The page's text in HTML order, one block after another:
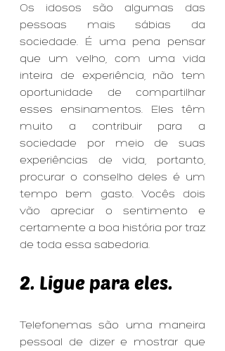
Os idosos são algumas das
pessoas mais sábias da
sociedade. É uma pena pensar
que um velho, com uma vida
inteira de experiência, não tem
oportunidade de compartilhar
esses ensinamentos. Eles têm
muito a contribuir para a
sociedade por meio de suas
experiências de vida, portanto,
procurar o conselho deles é um
tempo bem gasto. Vocês dois
vão apreciar o sentimento e
certamente a boa história por traz
de toda essa sabedoria.
2. Ligue para eles.
Telefonemas são uma maneira
pessoal de dizer e mostrar que